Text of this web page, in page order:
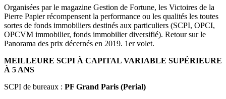
Organisées par le magazine Gestion de Fortune, les Victoires de la
Pierre Papier récompensent la performance ou les qualités les toutes
sortes de fonds immobiliers destinés aux particuliers (SCPI, OPCI,
OPCVM immobilier, fonds immobilier diversifié). Retour sur le
Panorama des prix décernés en 2019. 1er volet.
MEILLEURE SCPI À CAPITAL VARIABLE SUPÉRIEURE
À 5 ANS
SCPI de bureaux : PF Grand Paris (Perial)